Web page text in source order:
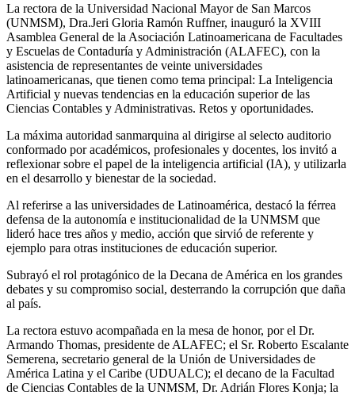
La rectora de la Universidad Nacional Mayor de San Marcos
(UNMSM), Dra.Jeri Gloria Ramón Ruffner, inauguró la XVIII
Asamblea General de la Asociación Latinoamericana de Facultades
y Escuelas de Contaduría y Administración (ALAFEC), con la
asistencia de representantes de veinte universidades
latinoamericanas, que tienen como tema principal: La Inteligencia
Artificial y nuevas tendencias en la educación superior de las
Ciencias Contables y Administrativas. Retos y oportunidades.
La máxima autoridad sanmarquina al dirigirse al selecto auditorio
conformado por académicos, profesionales y docentes, los invitó a
reflexionar sobre el papel de la inteligencia artificial (IA), y utilizarla
en el desarrollo y bienestar de la sociedad.
Al referirse a las universidades de Latinoamérica, destacó la férrea
defensa de la autonomía e institucionalidad de la UNMSM que
lideró hace tres años y medio, acción que sirvió de referente y
ejemplo para otras instituciones de educación superior.
Subrayó el rol protagónico de la Decana de América en los grandes
debates y su compromiso social, desterrando la corrupción que daña
al país.
La rectora estuvo acompañada en la mesa de honor, por el Dr.
Armando Thomas, presidente de ALAFEC; el Sr. Roberto Escalante
Semerena, secretario general de la Unión de Universidades de
América Latina y el Caribe (UDUALC); el decano de la Facultad
de Ciencias Contables de la UNMSM, Dr. Adrián Flores Konja; la